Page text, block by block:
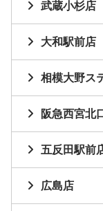
武蔵小杉店
大和駅前店
相模大野ス
阪急西宮北
五反田駅前
広島店